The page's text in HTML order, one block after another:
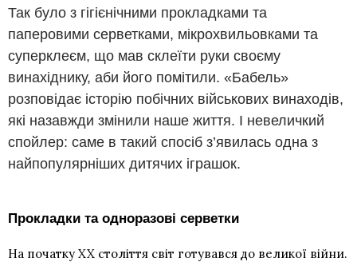
Так було з гігієнічними прокладками та
паперовими серветками, мікрохвильовками та
суперклеєм, що мав склеїти руки своєму
винахіднику, аби його помітили. «Бабель»
розповідає історію побічних військових винаходів,
які назавжди змінили наше життя. І невеличкий
спойлер: саме в такий спосіб з’явилась одна з
найпопулярніших дитячих іграшок.
Прокладки та одноразові серветки
На початку XX століття світ готувався до великої війни.